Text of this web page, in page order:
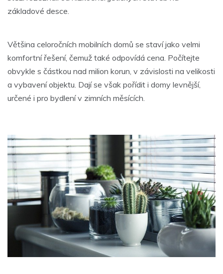
základové desce.
Většina celoročních mobilních domů se staví jako velmi
komfortní řešení, čemuž také odpovídá cena. Počítejte
obvykle s částkou nad milion korun, v závislosti na velikosti
a vybavení objektu. Dají se však pořídit i domy levnější,
určené i pro bydlení v zimních měsících.